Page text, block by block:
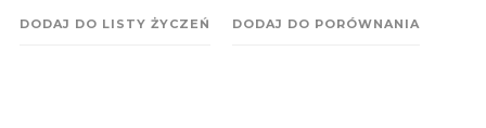
DODAJ DO LISTY ŻYCZEŃ DODAJ DO PORÓWNANIA